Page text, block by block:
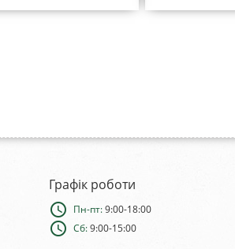
Графік роботи
schedule Пн-пт: 9:00-18:00
schedule Сб: 9:00-15:00